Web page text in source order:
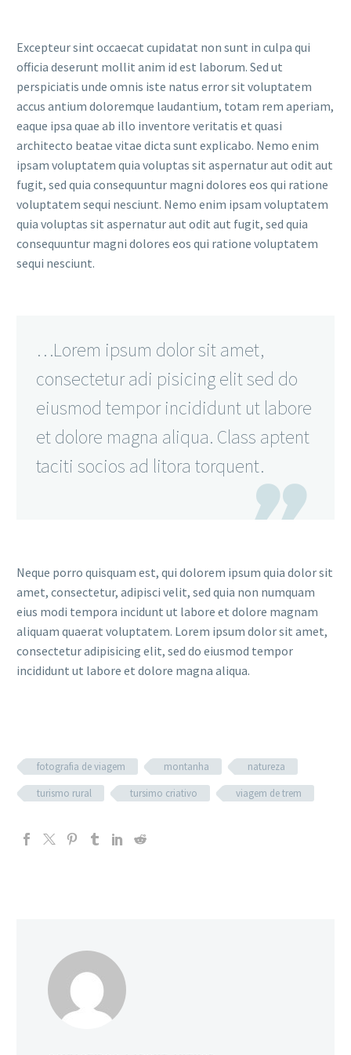
Excepteur sint occaecat cupidatat non sunt in culpa qui
officia deserunt mollit anim id est laborum. Sed ut
perspiciatis unde omnis iste natus error sit voluptatem
accus antium doloremque laudantium, totam rem aperiam,
eaque ipsa quae ab illo inventore veritatis et quasi
architecto beatae vitae dicta sunt explicabo. Nemo enim
ipsam voluptatem quia voluptas sit aspernatur aut odit aut
fugit, sed quia consequuntur magni dolores eos qui ratione
voluptatem sequi nesciunt. Nemo enim ipsam voluptatem
quia voluptas sit aspernatur aut odit aut fugit, sed quia
consequuntur magni dolores eos qui ratione voluptatem
sequi nesciunt.
…Lorem ipsum dolor sit amet,
consectetur adi pisicing elit sed do
eiusmod tempor incididunt ut labore
et dolore magna aliqua. Class aptent
taciti socios ad litora torquent.

Neque porro quisquam est, qui dolorem ipsum quia dolor sit
amet, consectetur, adipisci velit, sed quia non numquam
eius modi tempora incidunt ut labore et dolore magnam
aliquam quaerat voluptatem. Lorem ipsum dolor sit amet,
consectetur adipisicing elit, sed do eiusmod tempor
incididunt ut labore et dolore magna aliqua.
fotografia de viagem montanha
natureza
turismo rural
tursimo criativo viagem de trem